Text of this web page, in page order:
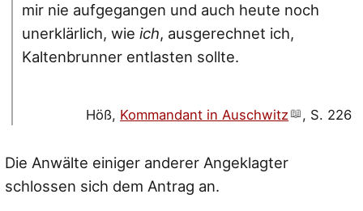
mir nie aufgegangen und auch heute noch
unerklärlich, wieich, ausgerechnet ich,
Kaltenbrunner entlasten sollte.
Höß, Kommandant in Auschwitz , S. 226
Die Anwälte einiger anderer Angeklagter
schlossen sich dem Antrag an.